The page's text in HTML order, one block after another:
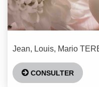
Jean, Louis, Mario
CONSULTER